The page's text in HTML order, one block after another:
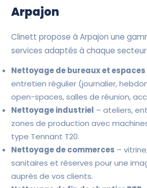
Arpajon
Clinett propose à Arpajon une
services adaptés à chaque secteur
Nettoyage de bureaux et
entretien régulier (journalier,
open-spaces, salles de réunion,
Nettoyage industriel – ateliers,
zones de production avec
type Tennant T20.
Nettoyage de commerces –
sanitaires et réserves pour une
auprès de vos clients.